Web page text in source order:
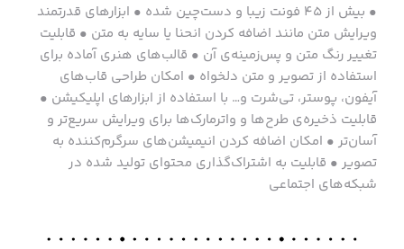
• بیش از ۴۵ فونت زیبا و دست‌چین شده • ابزارهای قدرتمند
ویرایش متن مانند اضافه کردن انحنا یا سایه به متن • قابلیت
تغییر رنگ متن و پس‌زمینه‌ی آن • قالب‌های هنری آماده برای
استفاده از تصویر و متن دلخواه • امکان طراحی قاب‌های
آیفون، پوستر، تی‌شرت و… با استفاده از ابزارهای اپلیکیشن •
قابلیت ذخیره‌ی طرح‌ها و واترمارک‌ها برای ویرایش سریع‌تر و
آسان‌تر • امکان اضافه کردن انیمیشن‌های سرگرم‌کننده به
تصویر • قابلیت به‌ اشتراک‌گذاری محتوای تولید شده در
شبکه‌های اجتماعی